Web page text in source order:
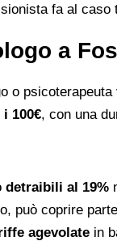
fa al
a
o
i 100€, con una
detraibili al 19%
può coprire
agevolate in